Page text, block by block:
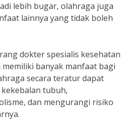
lebih bugar, olahraga juga
lainnya yang tidak boleh
dokter spesialis kesehatan
banyak manfaat bagi
secara teratur dapat
tubuh,
dan mengurangi risiko